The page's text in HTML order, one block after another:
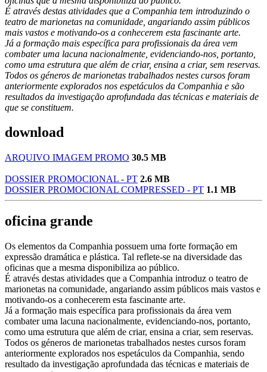
É através destas atividades que a Companhia tem introduzindo o
teatro de marionetas na comunidade, angariando assim públicos
mais vastos e motivando-os a conhecerem esta fascinante arte.
Já a formação mais específica para profissionais da área vem
combater uma lacuna nacionalmente, evidenciando-nos, portanto,
como uma estrutura que além de criar, ensina a criar, sem reservas.
Todos os géneros de marionetas trabalhados nestes cursos foram
anteriormente explorados nos espetáculos da Companhia e são
resultados da investigação aprofundada das técnicas e materiais de
que se constituem.
download
ARQUIVO IMAGEM PROMO 30.5 MB
DOSSIER PROMOCIONAL - PT 2.6 MB
DOSSIER PROMOCIONAL COMPRESSED - PT 1.1 MB
oficina grande
Os elementos da Companhia possuem uma forte formação em
expressão dramática e plástica. Tal reflete-se na diversidade das
oficinas que a mesma disponibiliza ao público.
É através destas atividades que a Companhia introduz o teatro de
marionetas na comunidade, angariando assim públicos mais vastos e
motivando-os a conhecerem esta fascinante arte.
Já a formação mais específica para profissionais da área vem
combater uma lacuna nacionalmente, evidenciando-nos, portanto,
como uma estrutura que além de criar, ensina a criar, sem reservas.
Todos os géneros de marionetas trabalhados nestes cursos foram
anteriormente explorados nos espetáculos da Companhia, sendo
resultado da investigação aprofundada das técnicas e materiais de